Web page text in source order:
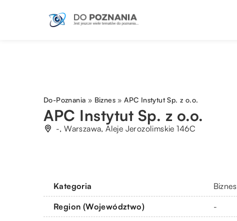
Do-Poznania » Biznes »APC Instytut Sp. z o.o.
APC Instytut Sp. z o.o.
-, Warszawa, Aleje Jerozolimskie 146C
Kategoria Biznes
Region (Województwo) -